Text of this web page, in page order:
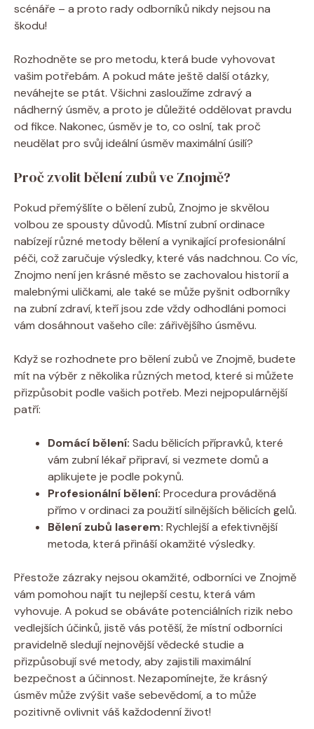
scénáře – a proto rady odborníků nikdy nejsou na
škodu!
Rozhodněte se pro metodu, která bude vyhovovat
vašim potřebám. A pokud máte ještě další otázky,
neváhejte se ptát. Všichni zasloužíme zdravý a
nádherný úsměv, a proto je důležité oddělovat pravdu
od fikce. Nakonec, úsměv je to, co oslní, tak proč
neudělat pro svůj ideální úsměv maximální úsilí?
Proč zvolit bělení zubů ve Znojmě?
Pokud přemýšlíte o bělení zubů, Znojmo je skvělou
volbou ze spousty důvodů. Místní zubní ordinace
nabízejí různé metody bělení a vynikající profesionální
péči, což zaručuje výsledky, které vás nadchnou. Co víc,
Znojmo není jen krásné město se zachovalou historií a
malebnými uličkami, ale také se může pyšnit odborníky
na zubní zdraví, kteří jsou zde vždy odhodláni pomoci
vám dosáhnout vašeho cíle: zářivějšího úsměvu.
Když se rozhodnete pro bělení zubů ve Znojmě, budete
mít na výběr z několika různých metod, které si můžete
přizpůsobit podle vašich potřeb. Mezi nejpopulárnější
patří:
Domácí bělení: Sadu bělicích přípravků, které
vám zubní lékař připraví, si vezmete domů a
aplikujete je podle pokynů.
Profesionální bělení: Procedura prováděná
přímo v ordinaci za použití silnějších bělicích gelů.
Bělení zubů laserem: Rychlejší a efektivnější
metoda, která přináší okamžité výsledky.
Přestože zázraky nejsou okamžité, odborníci ve Znojmě
vám pomohou najít tu nejlepší cestu, která vám
vyhovuje. A pokud se obáváte potenciálních rizik nebo
vedlejších účinků, jistě vás potěší, že místní odborníci
pravidelně sledují nejnovější vědecké studie a
přizpůsobují své metody, aby zajistili maximální
bezpečnost a účinnost. Nezapomínejte, že krásný
úsměv může zvýšit vaše sebevědomí, a to může
pozitivně ovlivnit váš každodenní život!